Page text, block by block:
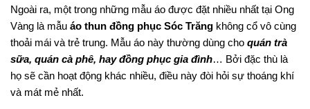
Ngoài ra, một trong những mẫu áo được đặt nhiều nhất tại Ong
Vàng là mẫu áo thun đồng phục Sóc Trăng không cổ vô cùng
thoải mái và trẻ trung. Mẫu áo này thường dùng cho quán trà
sữa, quán cà phê, hay đồng phục gia đình… Bởi đặc thù là
họ sẽ cần hoạt động khác nhiều, điều này đòi hỏi sự thoáng khí
và mát mẻ nhất.